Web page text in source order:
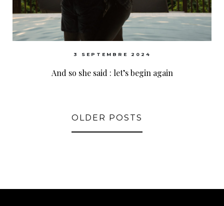
3 SEPTEMBRE 2024
And so she said : let’s begin again
OLDER POSTS